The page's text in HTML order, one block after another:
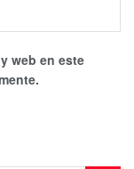
web en este